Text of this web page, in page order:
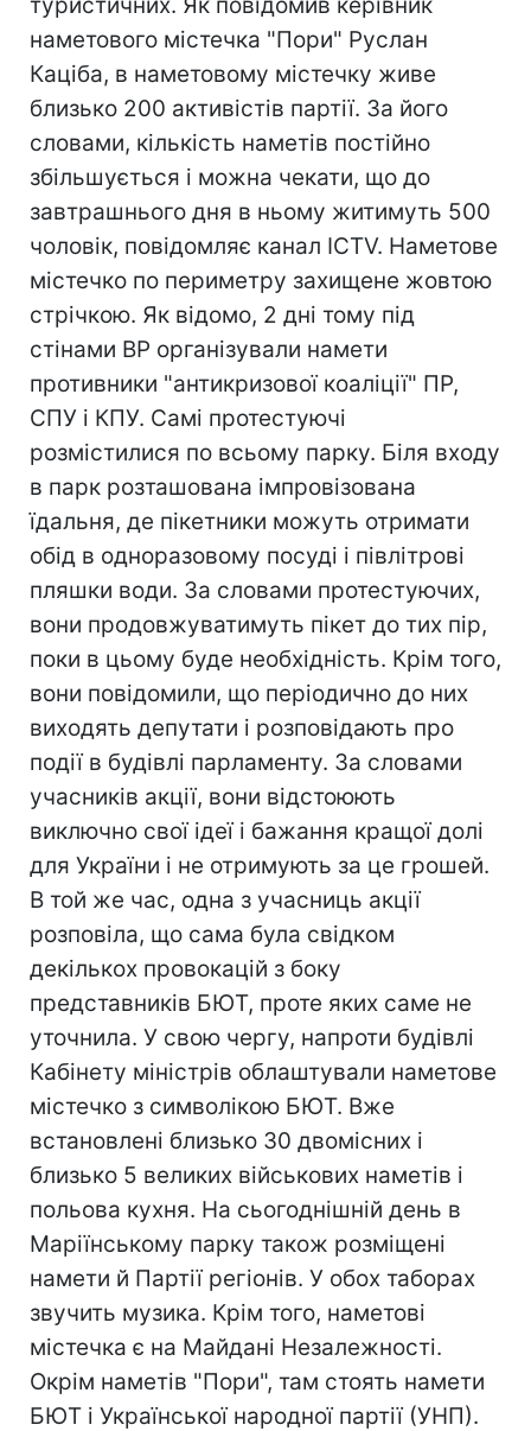
наметового містечка "Пори" Руслан
Каціба, в наметовому містечку живе
близько 200 активістів партії. За його
словами, кількість наметів постійно
збільшується і можна чекати, що до
завтрашнього дня в ньому житимуть 500
чоловік, повідомляє канал ICTV. Наметове
містечко по периметру захищене жовтою
стрічкою. Як відомо, 2 дні тому під
стінами ВР організували намети
противники "антикризової коаліції" ПР,
СПУ і КПУ. Самі протестуючі
розмістилися по всьому парку. Біля входу
в парк розташована імпровізована
їдальня, де пікетники можуть отримати
обід в одноразовому посуді і півлітрові
пляшки води. За словами протестуючих,
вони продовжуватимуть пікет до тих пір,
поки в цьому буде необхідність. Крім того,
вони повідомили, що періодично до них
виходять депутати і розповідають про
події в будівлі парламенту. За словами
учасників акції, вони відстоюють
виключно свої ідеї і бажання кращої долі
для України і не отримують за це грошей.
В той же час, одна з учасниць акції
розповіла, що сама була свідком
декількох провокацій з боку
представників БЮТ, проте яких саме не
уточнила. У свою чергу, напроти будівлі
Кабінету міністрів облаштували наметове
містечко з символікою БЮТ. Вже
встановлені близько 30 двомісних і
близько 5 великих військових наметів і
польова кухня. На сьогоднішній день в
Маріїнському парку також розміщені
намети й Партії регіонів. У обох таборах
звучить музика. Крім того, наметові
містечка є на Майдані Незалежності.
Окрім наметів "Пори", там стоять намети
БЮТ і Української народної партії (УНП).